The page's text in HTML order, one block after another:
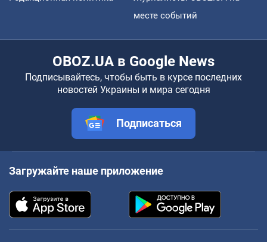
месте событий
OBOZ.UA в Google News
Подписывайтесь, чтобы быть в курсе последних
новостей Украины и мира сегодня
Подписаться
Загружайте наше приложение